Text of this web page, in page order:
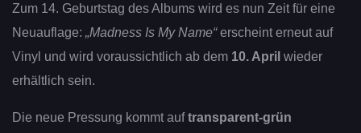
Zum 14. Geburtstag des Albums wird es nun Zeit für eine
Neuauflage: „Madness Is My Name“erscheint erneut auf
Vinyl und wird voraussichtlich ab dem 10. April wieder
erhältlich sein.
Die neue Pressung kommt auftransparent-grün